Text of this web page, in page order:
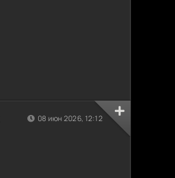
08 июн 2026, 12:12